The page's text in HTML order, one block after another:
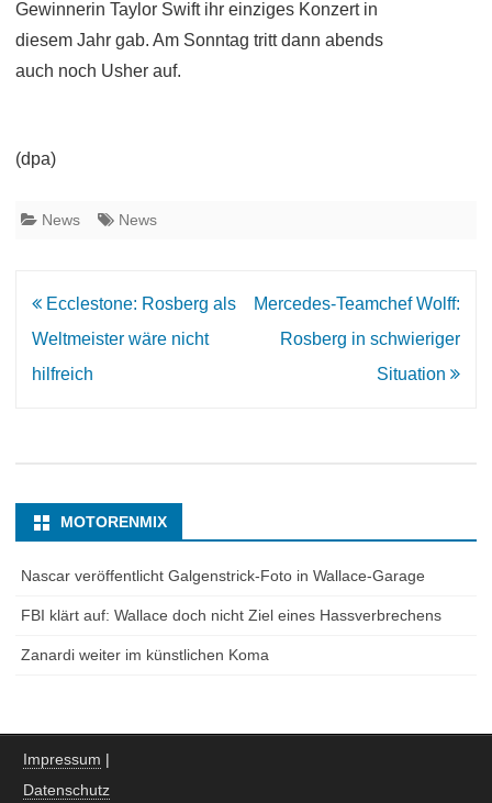
Gewinnerin Taylor Swift ihr einziges Konzert in
diesem Jahr gab. Am Sonntag tritt dann abends
auch noch Usher auf.
(dpa)
News News
Beitrags-
Navigation
Ecclestone: Rosberg als
Weltmeister wäre nicht
hilfreich
Mercedes-Teamchef Wolff:
Rosberg in schwieriger
Situation
MOTORENMIX
Nascar veröffentlicht Galgenstrick-Foto in Wallace-Garage
FBI klärt auf: Wallace doch nicht Ziel eines Hassverbrechens
Zanardi weiter im künstlichen Koma
Impressum |
Datenschutz